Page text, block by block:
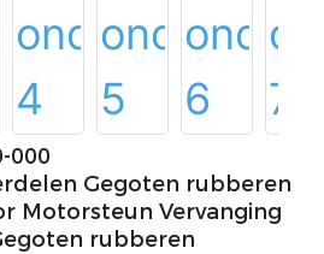
000
Gegoten rubberen
Motorsteun Vervanging
rubberen